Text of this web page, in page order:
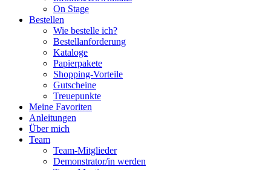
On Stage
Bestellen
Wie bestelle ich?
Bestellanforderung
Kataloge
Papierpakete
Shopping-Vorteile
Gutscheine
Treuepunkte
Meine Favoriten
Anleitungen
Über mich
Team
Team-Mitglieder
Demonstrator/in werden